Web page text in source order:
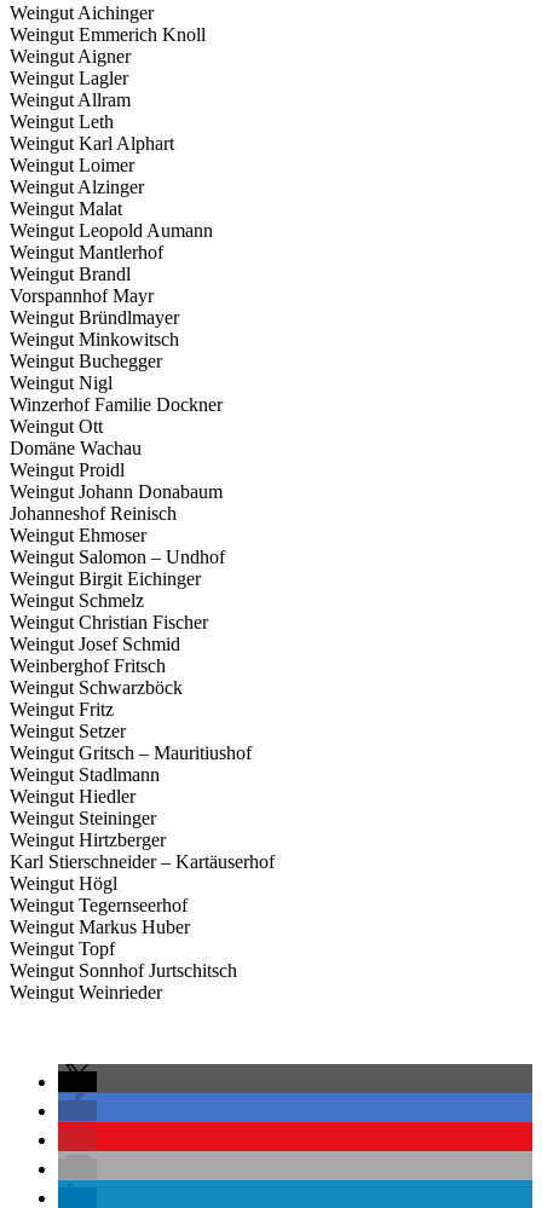
Weingut Aichinger
Weingut Emmerich Knoll
Weingut Aigner
Weingut Lagler
Weingut Allram
Weingut Leth
Weingut Karl Alphart
Weingut Loimer
Weingut Alzinger
Weingut Malat
Weingut Leopold Aumann
Weingut Mantlerhof
Weingut Brandl
Vorspannhof Mayr
Weingut Bründlmayer
Weingut Minkowitsch
Weingut Buchegger
Weingut Nigl
Winzerhof Familie Dockner
Weingut Ott
Domäne Wachau
Weingut Proidl
Weingut Johann Donabaum
Johanneshof Reinisch
Weingut Ehmoser
Weingut Salomon – Undhof
Weingut Birgit Eichinger
Weingut Schmelz
Weingut Christian Fischer
Weingut Josef Schmid
Weinberghof Fritsch
Weingut Schwarzböck
Weingut Fritz
Weingut Setzer
Weingut Gritsch – Mauritiushof
Weingut Stadlmann
Weingut Hiedler
Weingut Steininger
Weingut Hirtzberger
Karl Stierschneider – Kartäuserhof
Weingut Högl
Weingut Tegernseerhof
Weingut Markus Huber
Weingut Topf
Weingut Sonnhof Jurtschitsch
Weingut Weinrieder